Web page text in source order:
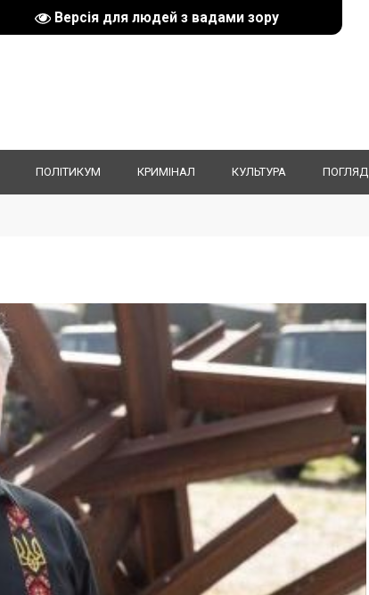
Версія для людей з вадами зору
ПОЛІТИКУМ КРИМІНАЛ КУЛЬТУРА ПОГЛЯД